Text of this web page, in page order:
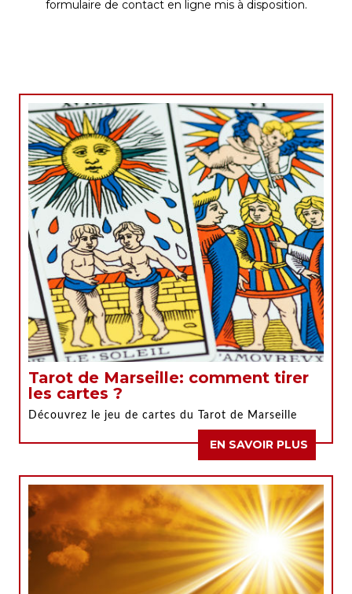
formulaire de contact en ligne mis à disposition.
Tarot de Marseille: comment tirer
les cartes ?
Découvrez le jeu de cartes du Tarot de Marseille
EN SAVOIR PLUS